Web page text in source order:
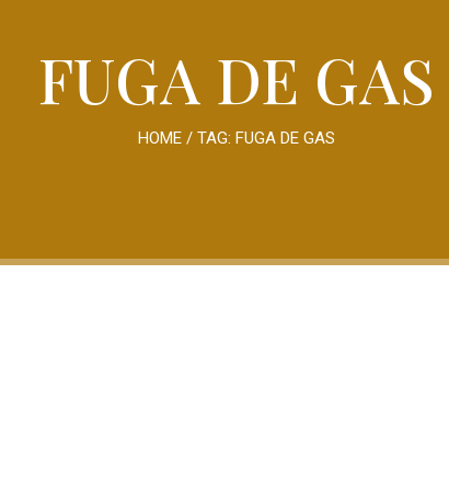
FUGA DE GAS
HOME / TAG: FUGA DE GAS